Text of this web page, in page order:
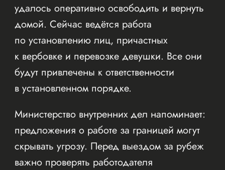
удалось оперативно освободить и вернуть
домой. Сейчас ведётся работа
по установлению лиц, причастных
к вербовке и перевозке девушки. Все они
будут привлечены к ответственности
в установленном порядке.
Министерство внутренних дел напоминает:
предложения о работе за границей могут
скрывать угрозу. Перед выездом за рубеж
важно проверять работодателя